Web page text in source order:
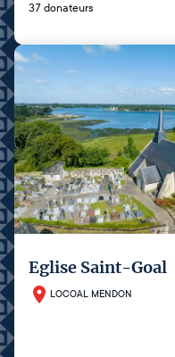
37 donateurs
Eglise Saint-Goal
LOCOAL MENDON